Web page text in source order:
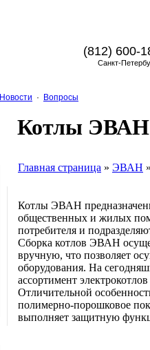
(812) 600-
Санкт-
Новости · Вопросы
Котлы ЭВАН
Главная страница » ЭВАН
Котлы ЭВАН
общественных и жилых
потребителя и
Сборка котлов ЭВАН
вручную, что позволяет
оборудования. На
ассортимент
Отличительной
полимерно-порошковое
выполняет защитную